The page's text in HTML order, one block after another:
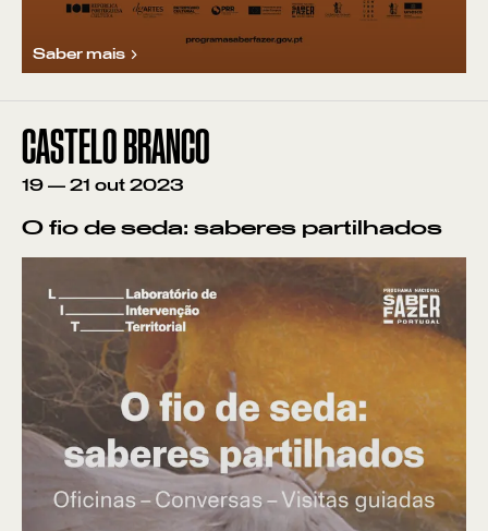
Saber mais
CASTELO BRANCO
19 — 21 out 2023
O fio de seda: saberes partilhados